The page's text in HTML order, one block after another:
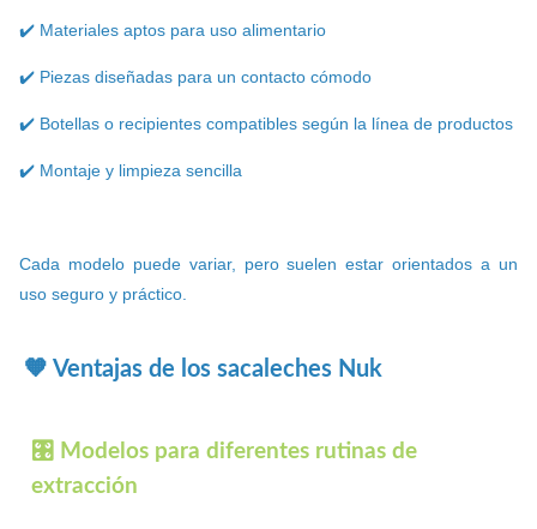
✔️ Materiales aptos para uso alimentario
✔️ Piezas diseñadas para un contacto cómodo
✔️ Botellas o recipientes compatibles según la línea de productos
✔️ Montaje y limpieza sencilla
Cada modelo puede variar, pero suelen estar orientados a un
uso seguro y práctico.
🧡 Ventajas de los sacaleches Nuk
🎛️ Modelos para diferentes rutinas de
extracción